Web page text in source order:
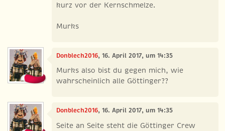
kurz vor der Kernschmelze.
Murks
Donblech2016, 16. April 2017, um 14:35
Murks also bist du gegen mich, wie
wahrscheinlich alle Göttinger??
Donblech2016, 16. April 2017, um 14:35
Seite an Seite steht die Göttinger Crew